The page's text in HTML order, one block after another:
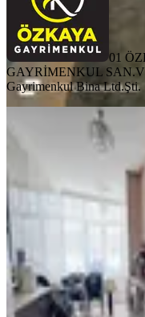
01
GAYRİMENKUL
Gayrimenkul Bina Ltd.Şti.
3+1·
Buluş GayrimenkulOZAN